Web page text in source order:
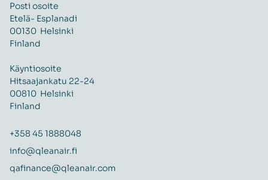
Posti osoite
Etelä- Esplanadi
00130 Helsinki
Finland
Käyntiosoite
Hitsaajankatu 22-24
00810 Helsinki
Finland
+358 45 1888048
info@qleanair.fi
qafinance@qleanair.com